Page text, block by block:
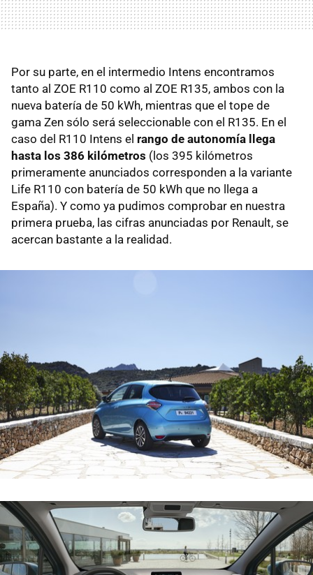
Por su parte, en el intermedio Intens encontramos
tanto al ZOE R110 como al ZOE R135, ambos con la
nueva batería de 50 kWh, mientras que el tope de
gama Zen sólo será seleccionable con el R135. En el
caso del R110 Intens el rango de autonomía llega
hasta los 386 kilómetros (los 395 kilómetros
primeramente anunciados corresponden a la variante
Life R110 con batería de 50 kWh que no llega a
España). Y como ya pudimos comprobar en nuestra
primera prueba, las cifras anunciadas por Renault, se
acercan bastante a la realidad.